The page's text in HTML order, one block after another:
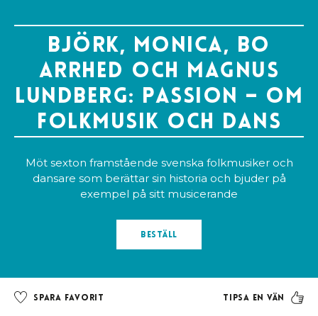
Björk, Monica, Bo
Arrhed och Magnus
Lundberg: Passion – om
folkmusik och dans
Möt sexton framstående svenska folkmusiker och
dansare som berättar sin historia och bjuder på
exempel på sitt musicerande
Beställ
Spara favorit Tipsa en vän